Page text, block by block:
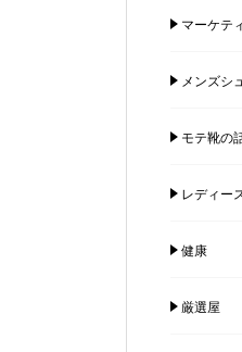
マーケテ
メンズシ
モテ靴の
レディー
健康
厳選屋